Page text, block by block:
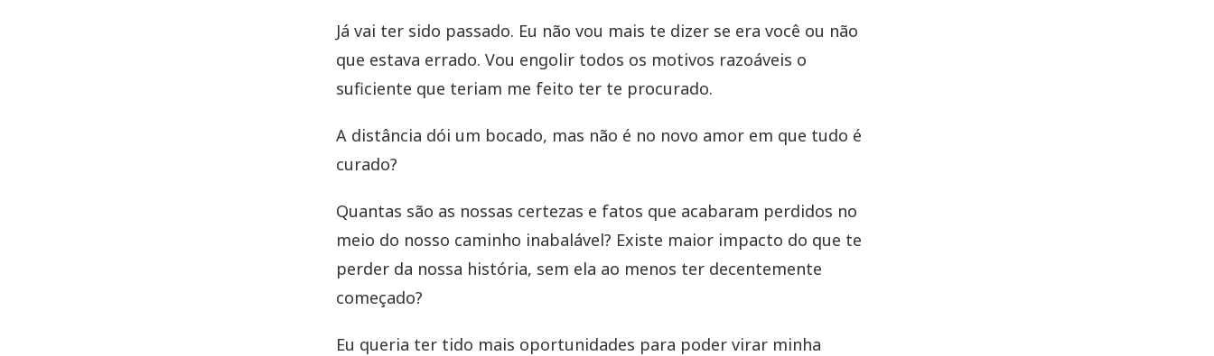
Já vai ter sido passado. Eu não vou mais te dizer se era você ou não
que estava errado. Vou engolir todos os motivos razoáveis o
suficiente que teriam me feito ter te procurado.
A distância dói um bocado, mas não é no novo amor em que tudo é
curado?
Quantas são as nossas certezas e fatos que acabaram perdidos no
meio do nosso caminho inabalável? Existe maior impacto do que te
perder da nossa história, sem ela ao menos ter decentemente
começado?
Eu queria ter tido mais oportunidades para poder virar minha